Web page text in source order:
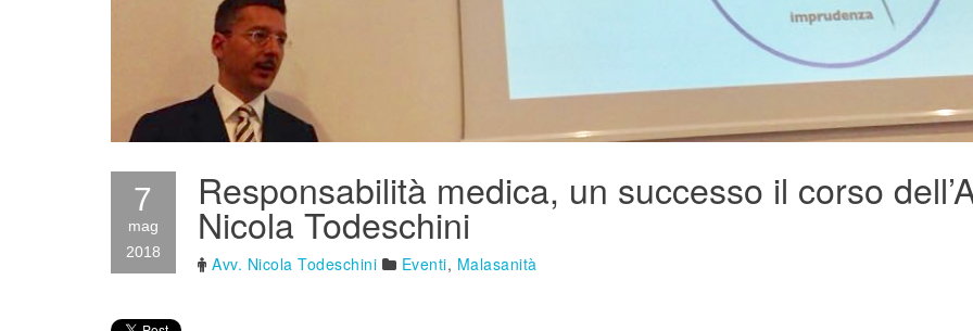
7
mag
2018
Responsabilità medica, un successo il corso
Nicola Todeschini
Avv. Nicola Todeschini Eventi, Malasanità